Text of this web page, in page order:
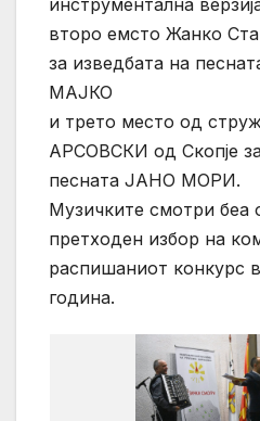
второ емсто Жанко
за изведбата на
МАЈКО
и трето место од
АРСОВСКИ од Скопје
песната ЈАНО МОРИ.
Музичките смотри беа
претходен избор на
распишаниот конкурс
година.